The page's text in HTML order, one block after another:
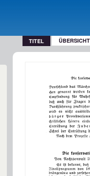
TITEL ÜBERSICHT